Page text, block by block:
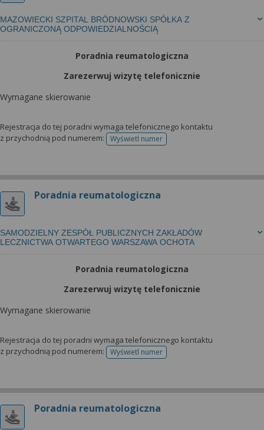
MAZOWIECKI SZPITAL BRÓDNOWSKI SPÓŁKA Z
OGRANICZONĄ ODPOWIEDZIALNOŚCIĄ
Poradnia reumatologiczna
Zarezerwuj wizytę telefonicznie
Wymagane skierowanie
Rejestracja do tej poradni wymaga telefonicznego kontaktu
z przychodnią pod numerem:
Wyświetl numertelefonu do rejestracji
Poradnia reumatologiczna
SAMODZIELNY ZESPÓŁ PUBLICZNYCH ZAKŁADÓW
LECZNICTWA OTWARTEGO WARSZAWA OCHOTA
Poradnia reumatologiczna
Zarezerwuj wizytę telefonicznie
Wymagane skierowanie
Rejestracja do tej poradni wymaga telefonicznego kontaktu
z przychodnią pod numerem:
Wyświetl numertelefonu do rejestracji
Poradnia reumatologiczna